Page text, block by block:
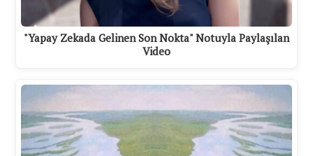
"Yapay Zekada Gelinen Son Nokta" Notuyla Paylaşılan
Video